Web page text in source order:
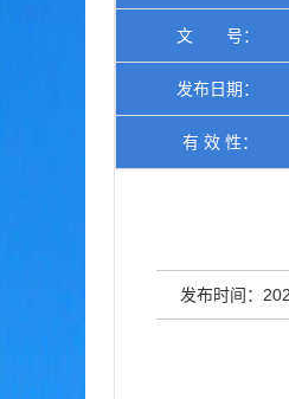
文 号：
发布日期：
有 效 性：
发布时间：